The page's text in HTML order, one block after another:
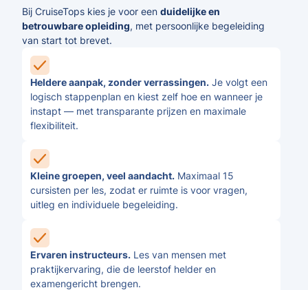
Bij CruiseTops kies je voor een duidelijke en
betrouwbare opleiding, met persoonlijke begeleiding
van start tot brevet.
Heldere aanpak, zonder verrassingen. Je volgt een
logisch stappenplan en kiest zelf hoe en wanneer je
instapt — met transparante prijzen en maximale
flexibiliteit.
Kleine groepen, veel aandacht. Maximaal 15
cursisten per les, zodat er ruimte is voor vragen,
uitleg en individuele begeleiding.
Ervaren instructeurs. Les van mensen met
praktijkervaring, die de leerstof helder en
examengericht brengen.